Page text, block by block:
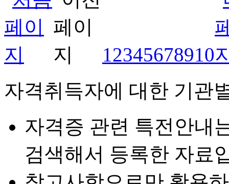
12345678910
자격취득자에 대한 기관
자격증 관련 특전안내
검색해서 등록한 자료